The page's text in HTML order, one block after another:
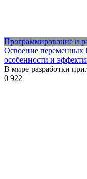
Программирование и
Освоение переменных
особенности и
В мире разработки
0 922